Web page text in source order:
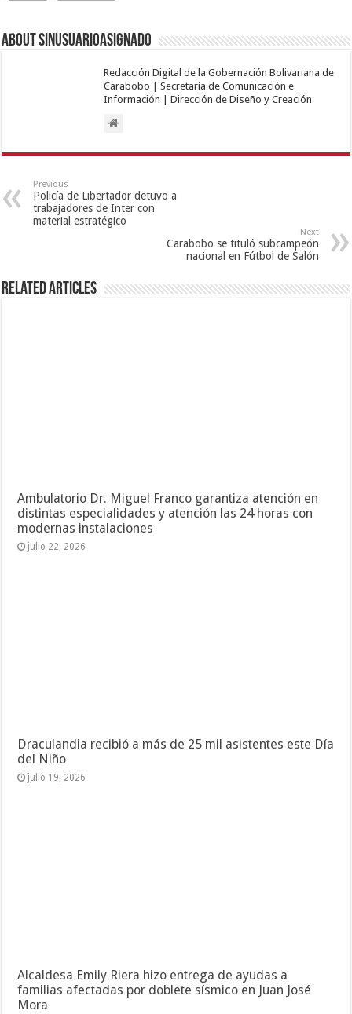
About sinusuarioasignado
Redacción Digital de la Gobernación Bolivariana de
Carabobo | Secretaría de Comunicación e
Información | Dirección de Diseño y Creación
Previous
Policía de Libertador detuvo a
trabajadores de Inter con
material estratégico
Next
Carabobo se tituló subcampeón
nacional en Fútbol de Salón
Related Articles
Ambulatorio Dr. Miguel Franco garantiza atención en
distintas especialidades y atención las 24 horas con
modernas instalaciones
julio 22, 2026
Draculandia recibió a más de 25 mil asistentes este Día
del Niño
julio 19, 2026
Alcaldesa Emily Riera hizo entrega de ayudas a
familias afectadas por doblete sísmico en Juan José
Mora